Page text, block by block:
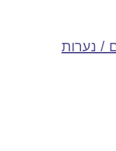
/ נערות